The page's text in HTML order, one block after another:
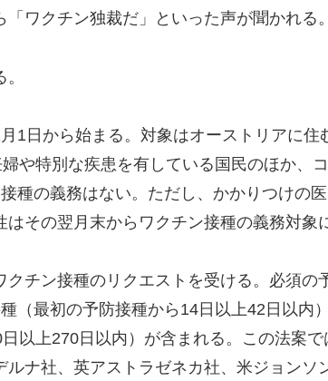
ワクチン独裁だ」といった声が聞かれる。
1日から始まる。対象はオーストリアに住
や特別な疾患を有している国民のほか、
種の義務はない。ただし、かかりつけの
その翌月末からワクチン接種の義務対象
チン接種のリクエストを受ける。必須の
（最初の予防接種から14日以上42日以内
以上270日以内）が含まれる。この法案
ルナ社、英アストラゼネカ社、米ジョンソ